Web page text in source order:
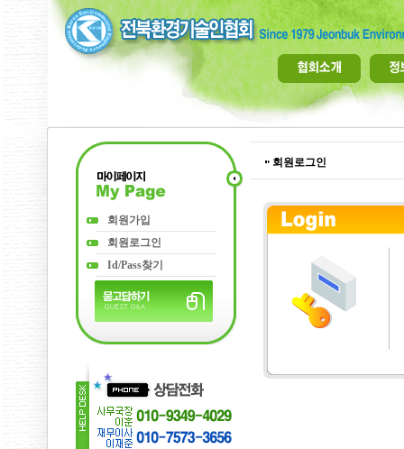
회원가입
회원로그인
Id/Pass찾기
회원로그인